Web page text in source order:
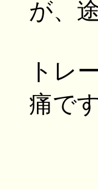
が、
トレ
痛で